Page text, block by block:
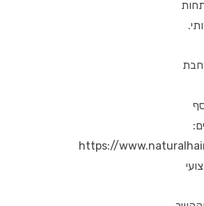
https://